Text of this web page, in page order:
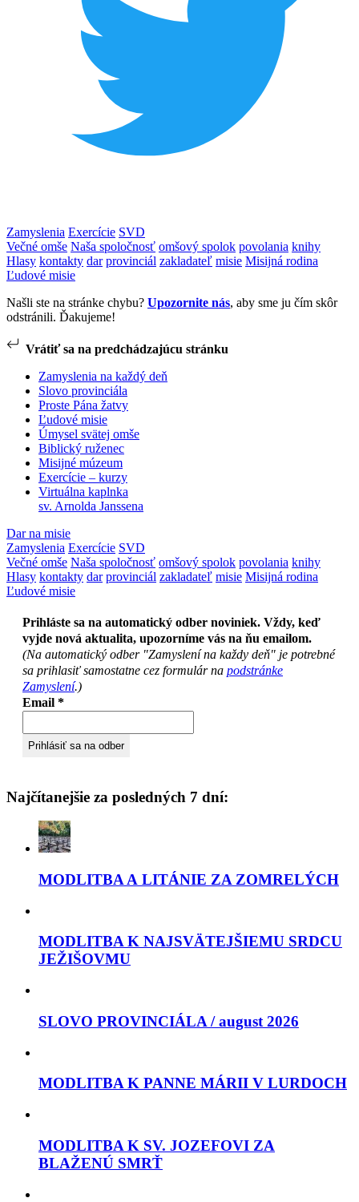
Zamyslenia Exercície SVD
Večné omše Naša spoločnosť omšový spolok povolania knihy
Hlasy kontakty dar provinciál zakladateľ misie Misijná rodina
Ľudové misie
Našli ste na stránke chybu? Upozornite nás, aby sme ju čím skôr
odstránili. Ďakujeme!
Vrátiť sa na predchádzajúcu stránku
Zamyslenia na každý deň
Slovo provinciála
Proste Pána žatvy
Ľudové misie
Úmysel svätej omše
Biblický ruženec
Misijné múzeum
Exercície – kurzy
Virtuálna kaplnka
sv. Arnolda Janssena
Dar na misie
Zamyslenia Exercície SVD
Večné omše Naša spoločnosť omšový spolok povolania knihy
Hlasy kontakty dar provinciál zakladateľ misie Misijná rodina
Ľudové misie
Prihláste sa na automatický odber noviniek. Vždy, keď
vyjde nová aktualita, upozorníme vás na ňu emailom.
(Na automatický odber "Zamyslení na každy deň" je potrebné
sa prihlasiť samostatne cez formulár na podstránke
Zamyslení.)
Email *
Najčítanejšie za posledných 7 dní:
MODLITBA A LITÁNIE ZA ZOMRELÝCH
MODLITBA K NAJSVÄTEJŠIEMU SRDCU
JEŽIŠOVMU
SLOVO PROVINCIÁLA / august 2026
MODLITBA K PANNE MÁRII V LURDOCH
MODLITBA K SV. JOZEFOVI ZA
BLAŽENÚ SMRŤ